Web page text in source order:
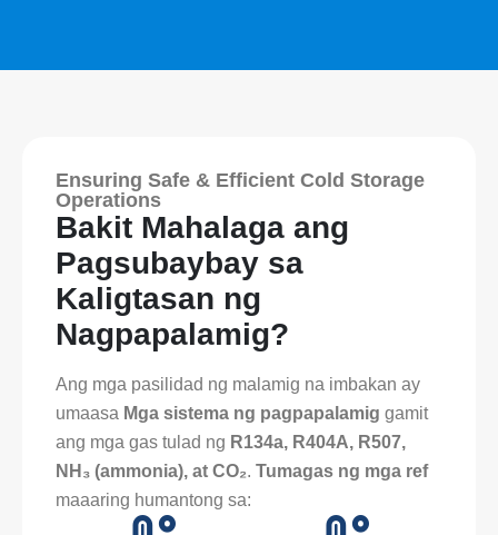
Ensuring Safe & Efficient Cold Storage
Operations
Bakit Mahalaga ang
Pagsubaybay sa
Kaligtasan ng
Nagpapalamig?
Ang mga pasilidad ng malamig na imbakan ay
umaasa Mga sistema ng pagpapalamig gamit
ang mga gas tulad ng R134a, R404A, R507,
NH₃ (ammonia), at CO₂. Tumagas ng mga ref
maaaring humantong sa: